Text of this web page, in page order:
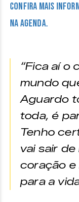
Confira mais
na agenda.
“Fica aí o
mundo
Aguardo
toda, é
Tenho
vai sair
coração e
para a